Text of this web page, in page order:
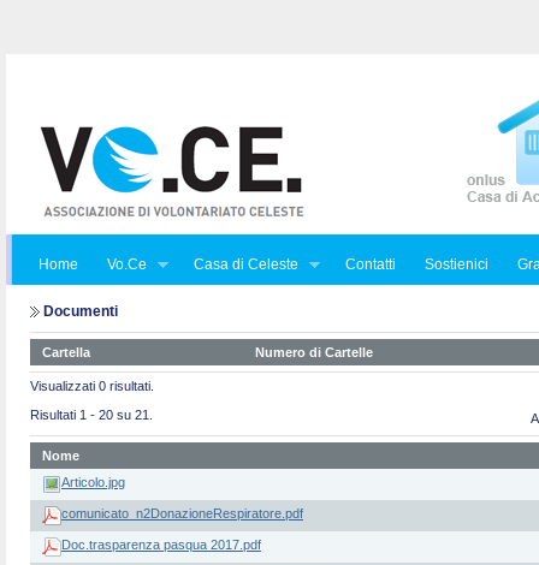
Home Vo.Ce Casa di Celeste Contatti Sostienici
Documenti
Cartella Numero di Cartelle
Visualizzati 0 risultati.
Risultati 1 - 20 su 21.
Nome
Articolo.jpg
comunicato_n2DonazioneRespiratore.pdf
Doc.trasparenza pasqua 2017.pdf